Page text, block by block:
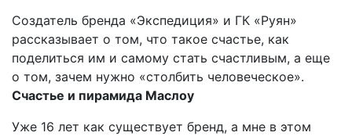
Создатель бренда «Экспедиция» и ГК «Руян»
рассказывает о том, что такое счастье, как
поделиться им и самому стать счастливым, а еще
о том, зачем нужно «столбить человеческое».
Счастье и пирамида Маслоу
Уже 16 лет как существует бренд, а мне в этом